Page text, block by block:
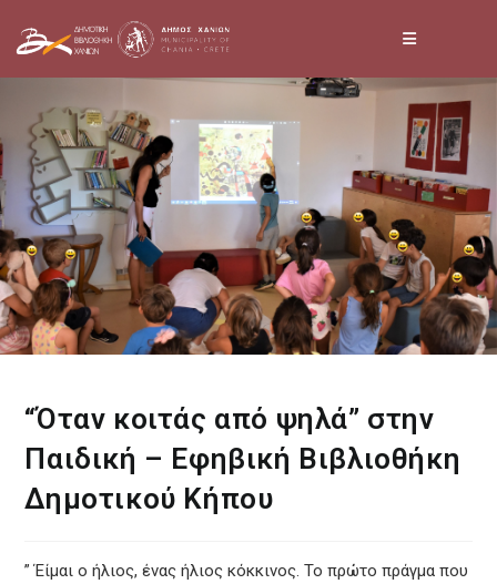
content
“Όταν κοιτάς από ψηλά” στην
Παιδική – Εφηβική Βιβλιοθήκη
Δημοτικού Κήπου
” Έίμαι ο ήλιος, ένας ήλιος κόκκινος. Το πρώτο πράγμα που